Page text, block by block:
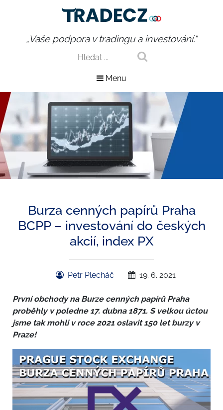
„Vaše podpora v tradingu a investování.“
Menu
Burza cenných papírů Praha
BCPP – investování do českých
akcií, index PX
Petr Plecháč 19. 6. 2021
První obchody na Burze cenných papírů Praha
proběhly v poledne 17. dubna 1871. S velkou úctou
jsme tak mohli v roce 2021 oslavit 150 let burzy v
Praze!